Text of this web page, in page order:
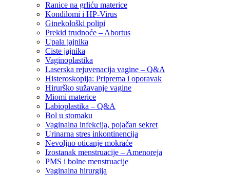
Ranice na grliću materice
Kondilomi i HP-Virus
Ginekološki polipi
Prekid trudnoće – Abortus
Upala jajnika
Ciste jajnika
Vaginoplastika
Laserska rejuvenacija vagine – Q&A
Histeroskopija: Priprema i oporavak
Hirurško sužavanje vagine
Miomi materice
Labioplastika – Q&A
Bol u stomaku
Vaginalna infekcija, pojačan sekret
Urinarna stres inkontinencija
Nevoljno oticanje mokraće
Izostanak menstruacije – Amenoreja
PMS i bolne menstruacije
Vaginalna hirurgija